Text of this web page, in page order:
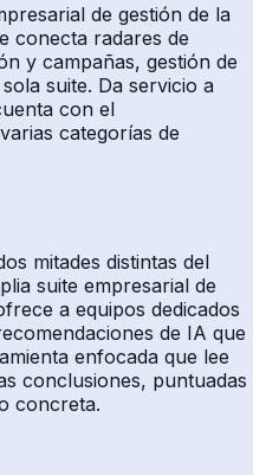
de gestión de la
conecta radares de
y campañas, gestión de
suite. Da servicio a
con el
categorías de
mitades distintas del
suite empresarial de
a equipos dedicados
de IA que
enfocada que lee
conclusiones, puntuadas
concreta.